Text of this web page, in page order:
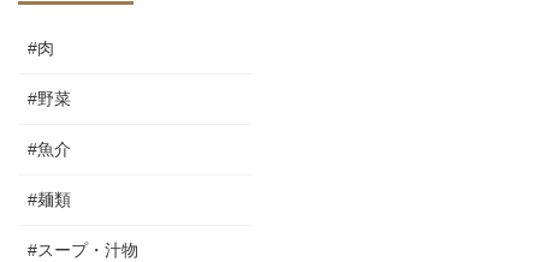
#肉
#野菜
#魚介
#麺類
#スープ・汁物